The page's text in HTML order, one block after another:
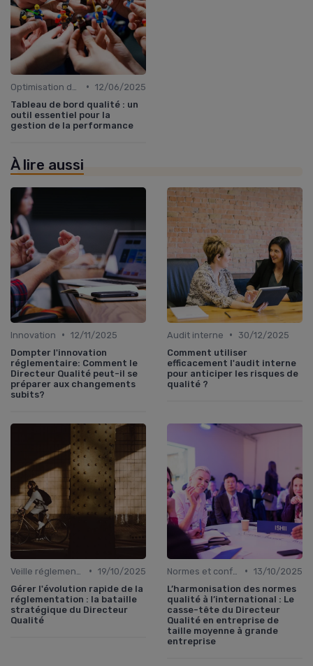
• 12/06/2025
Tableau de bord qualité : un
outil essentiel pour la
gestion de la performance
À lire aussi
Innovation • 12/11/2025
Dompter l'innovation
réglementaire: Comment le
Directeur Qualité peut-il se
préparer aux changements
subits?
Audit interne •
30/12/2025
Comment utiliser
efficacement l'audit interne
pour anticiper les risques de
qualité ?
• 19/10/2025
Gérer l'évolution rapide de la
réglementation : la bataille
stratégique du Directeur
Qualité
• 13/10/2025
L’harmonisation des normes
qualité à l’international : Le
casse-tête du Directeur
Qualité en entreprise de
taille moyenne à grande
entreprise